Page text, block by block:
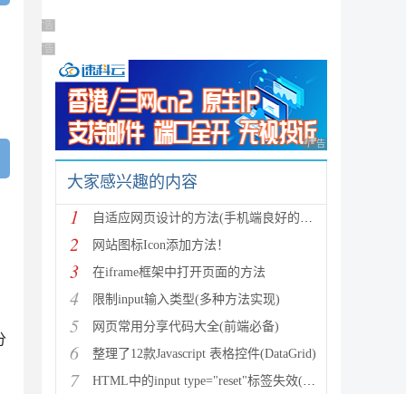
广告 商业广告，理性选择
广告 商业广告，理性选择
广告 商业广告，理性
大家感兴趣的内容
1 自适应网页设计的方法(手机端良好的访问体验)
2 网站图标Icon添加方法！
3 在iframe框架中打开页面的方法
4 限制input输入类型(多种方法实现)
5 网页常用分享代码大全(前端必备)
6 整理了12款Javascript 表格控件(DataGrid)
7 HTML中的input type="reset"标签失效(不起作用)的可能